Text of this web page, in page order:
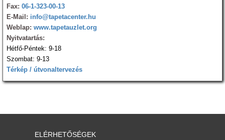
Fax: 06-1-323-00-13
E-Mail: info@tapetacenter.hu
Weblap: www.tapetauzlet.org
Nyitvatartás:
Hétfő-Péntek: 9-18
Szombat: 9-13
Térkép / útvonaltervezés
ELÉRHETŐSÉGEK